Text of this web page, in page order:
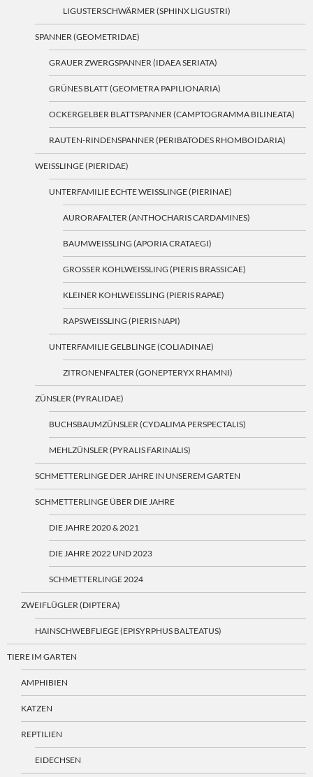
LIGUSTERSCHWÄRMER (SPHINX LIGUSTRI)
SPANNER (GEOMETRIDAE)
GRAUER ZWERGSPANNER (IDAEA SERIATA)
GRÜNES BLATT (GEOMETRA PAPILIONARIA)
OCKERGELBER BLATTSPANNER (CAMPTOGRAMMA BILINEATA)
RAUTEN-RINDENSPANNER (PERIBATODES RHOMBOIDARIA)
WEISSLINGE (PIERIDAE)
UNTERFAMILIE ECHTE WEISSLINGE (PIERINAE)
AURORAFALTER (ANTHOCHARIS CARDAMINES)
BAUMWEISSLING (APORIA CRATAEGI)
GROSSER KOHLWEISSLING (PIERIS BRASSICAE)
KLEINER KOHLWEISSLING (PIERIS RAPAE)
RAPSWEISSLING (PIERIS NAPI)
UNTERFAMILIE GELBLINGE (COLIADINAE)
ZITRONENFALTER (GONEPTERYX RHAMNI)
ZÜNSLER (PYRALIDAE)
BUCHSBAUMZÜNSLER (CYDALIMA PERSPECTALIS)
MEHLZÜNSLER (PYRALIS FARINALIS)
SCHMETTERLINGE DER JAHRE IN UNSEREM GARTEN
SCHMETTERLINGE ÜBER DIE JAHRE
DIE JAHRE 2020 & 2021
DIE JAHRE 2022 UND 2023
SCHMETTERLINGE 2024
ZWEIFLÜGLER (DIPTERA)
HAINSCHWEBFLIEGE (EPISYRPHUS BALTEATUS)
TIERE IM GARTEN
AMPHIBIEN
KATZEN
REPTILIEN
EIDECHSEN